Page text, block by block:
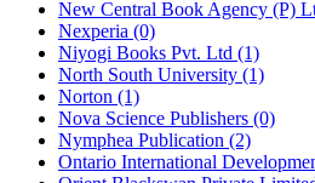
New Central Book Agency (P)
Nexperia (0)
Niyogi Books Pvt. Ltd (1)
North South University (1)
Norton (1)
Nova Science Publishers (0)
Nymphea Publication (2)
Ontario International